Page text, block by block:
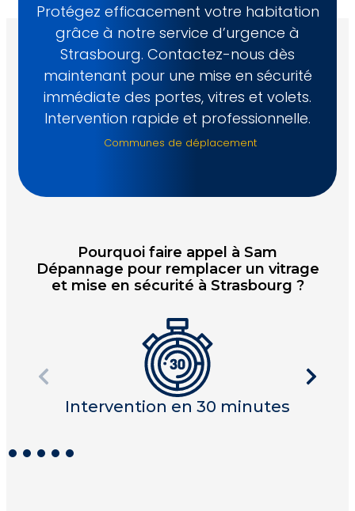
Protégez efficacement votre habitation
grâce à notre service d’urgence à
Strasbourg. Contactez-nous dès
maintenant pour une mise en sécurité
immédiate des portes, vitres et volets.
Intervention rapide et professionnelle.
Communes de déplacement
Pourquoi faire appel à Sam
Dépannage pour remplacer un vitrage
et mise en sécurité à Strasbourg ?
Intervention en 30 minutes